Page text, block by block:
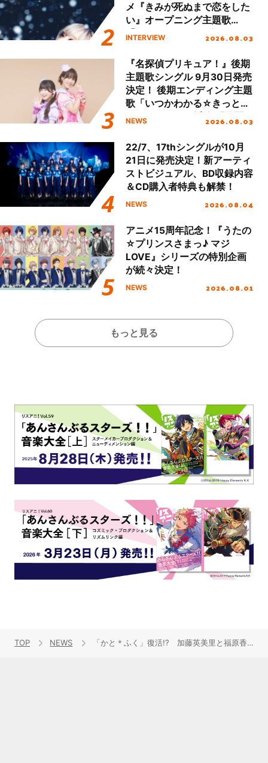
メ『きみが死ぬまで恋をした
い』オープニング主題歌
「Amore」インタビュー
INTERVIEW 2026.08.03
『名探偵プリキュア！』後期
主題歌シングル 9月30日発売
決定！ 後期エンディング主題
歌「いつかわかる☆きっとあ
える」TVサイズ先行配信開
NEWS 2026.08.03
22/7、17thシングルが10月
21日に発売決定！新アーティ
ストビジュアル、BD収録内容
＆CD購入者特典も解禁！
NEWS 2026.08.04
アニメ15周年記念！『うたの
☆プリンスさまっ♪ マジ
LOVE』シリーズの特別企画
が続々決定！
NEWS 2026.08.01
もっと見る
TOP NEWS 「かと＊ふく」復活!? 加藤英美里と福原香織が“あれこれ”しちゃうイベントを開催！